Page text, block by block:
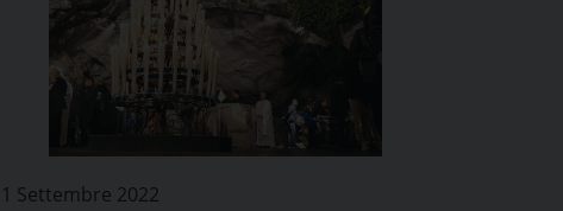
1 Settembre 2022